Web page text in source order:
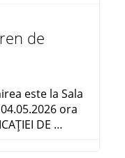
de
este la Sala
ora
DE …